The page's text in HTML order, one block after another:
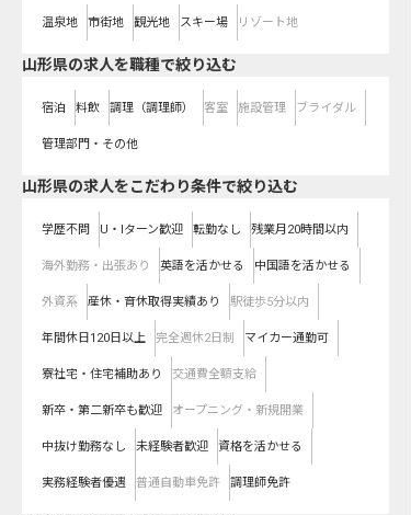
温泉地 市街地 観光地 スキー場 リゾート地
山形県の求人を職種で絞り込む
宿泊 料飲 調理（調理師） 客室 施設管理 ブライダル
管理部門・その他
山形県の求人をこだわり条件で絞り込む
学歴不問 U・Iターン歓迎 転勤なし 残業月20時間以内
海外勤務・出張あり 英語を活かせる 中国語を活かせる
外資系 産休・育休取得実績あり 駅徒歩5分以内
年間休日120日以上 完全週休2日制 マイカー通勤可
寮社宅・住宅補助あり 交通費全額支給
新卒・第二新卒も歓迎 オープニング・新規開業
中抜け勤務なし 未経験者歓迎 資格を活かせる
実務経験者優遇 普通自動車免許 調理師免許